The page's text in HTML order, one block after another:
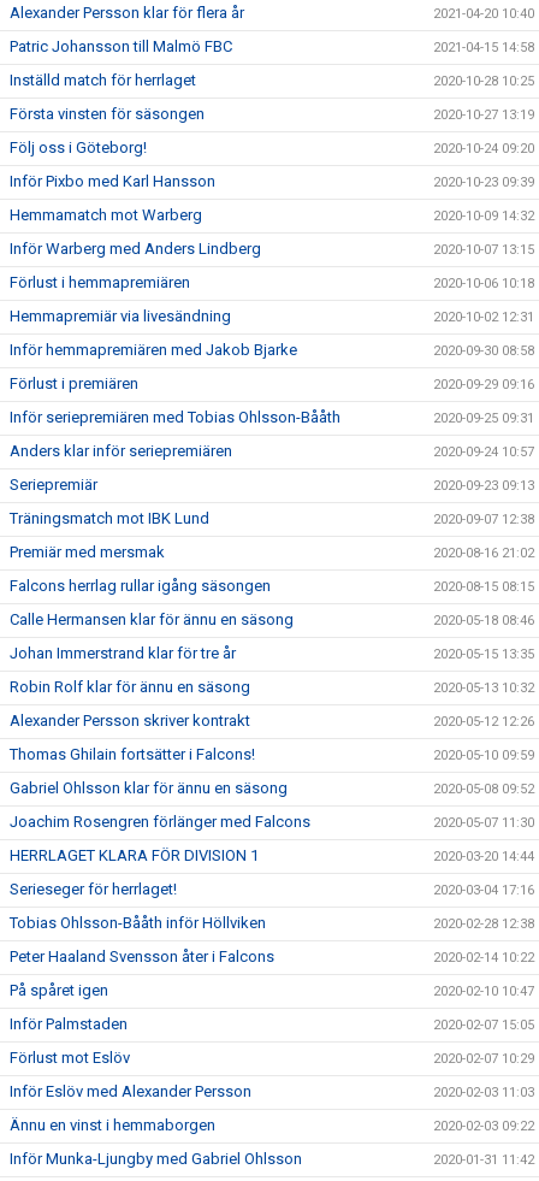
Alexander Persson klar för flera år 2021-04-20 10:40
Patric Johansson till Malmö FBC 2021-04-15 14:58
Inställd match för herrlaget 2020-10-28 10:25
Första vinsten för säsongen 2020-10-27 13:19
Följ oss i Göteborg! 2020-10-24 09:20
Inför Pixbo med Karl Hansson 2020-10-23 09:39
Hemmamatch mot Warberg 2020-10-09 14:32
Inför Warberg med Anders Lindberg 2020-10-07 13:15
Förlust i hemmapremiären 2020-10-06 10:18
Hemmapremiär via livesändning 2020-10-02 12:31
Inför hemmapremiären med Jakob Bjarke 2020-09-30 08:58
Förlust i premiären 2020-09-29 09:16
Inför seriepremiären med Tobias Ohlsson-Bååth 2020-09-25 09:31
Anders klar inför seriepremiären 2020-09-24 10:57
Seriepremiär 2020-09-23 09:13
Träningsmatch mot IBK Lund 2020-09-07 12:38
Premiär med mersmak 2020-08-16 21:02
Falcons herrlag rullar igång säsongen 2020-08-15 08:15
Calle Hermansen klar för ännu en säsong 2020-05-18 08:46
Johan Immerstrand klar för tre år 2020-05-15 13:35
Robin Rolf klar för ännu en säsong 2020-05-13 10:32
Alexander Persson skriver kontrakt 2020-05-12 12:26
Thomas Ghilain fortsätter i Falcons! 2020-05-10 09:59
Gabriel Ohlsson klar för ännu en säsong 2020-05-08 09:52
Joachim Rosengren förlänger med Falcons 2020-05-07 11:30
HERRLAGET KLARA FÖR DIVISION 1 2020-03-20 14:44
Serieseger för herrlaget! 2020-03-04 17:16
Tobias Ohlsson-Bååth inför Höllviken 2020-02-28 12:38
Peter Haaland Svensson åter i Falcons 2020-02-14 10:22
På spåret igen 2020-02-10 10:47
Inför Palmstaden 2020-02-07 15:05
Förlust mot Eslöv 2020-02-07 10:29
Inför Eslöv med Alexander Persson 2020-02-03 11:03
Ännu en vinst i hemmaborgen 2020-02-03 09:22
Inför Munka-Ljungby med Gabriel Ohlsson 2020-01-31 11:42